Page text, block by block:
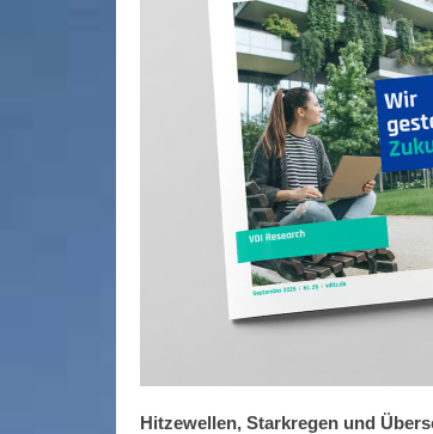
Hitzewellen, Starkregen und